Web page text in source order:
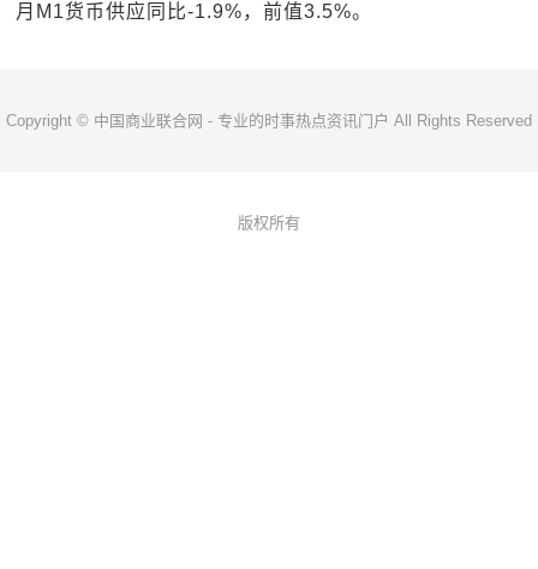
月M1货币供应同比-1.9%，前值3.5%。
Copyright © 中国商业联合网 - 专业的时事热点资讯门户 All Rights Reserved
版权所有